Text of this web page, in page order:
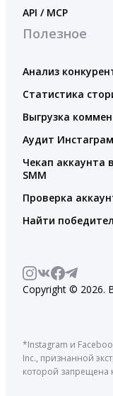
API / MCP
Полезное
Анализ
Статистика
Выгрузка
Аудит Инстаграм
Чекап аккаунта
SMM
Проверка
Найти
Copyright © 2026.
*Instagram и
Inc., признанной
которой запрещена